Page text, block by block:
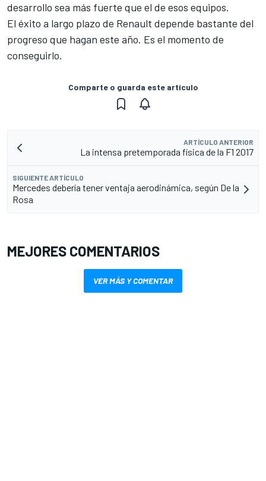
desarrollo sea más fuerte que el de esos equipos.
El éxito a largo plazo de Renault depende bastante del
progreso que hagan este año. Es el momento de
conseguirlo.
Comparte o guarda este artículo
ARTÍCULO ANTERIOR
La intensa pretemporada física de la F1 2017
SIGUIENTE ARTÍCULO
Mercedes debería tener ventaja aerodinámica, según De la
Rosa
MEJORES COMENTARIOS
VER MÁS Y COMENTAR